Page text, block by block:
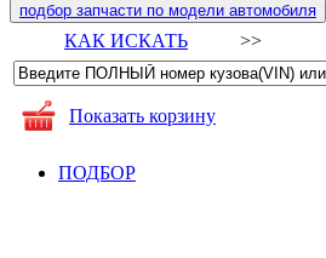
подбор запчасти по модели автомобиля
КАК ИСКАТЬ >>
Показать корзину
ПОДБОР